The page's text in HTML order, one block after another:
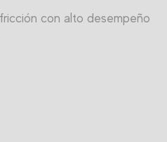
con alto desempeño